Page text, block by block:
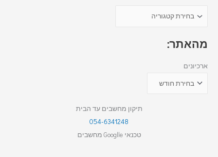
מהאתר:
ארכיונים
תיקון מחשבים עד הבית
054-6341248
טכנאי Googlle מחשבים